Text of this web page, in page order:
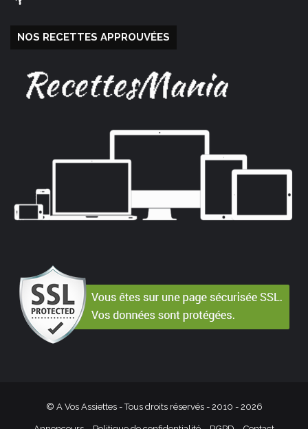
NOS RECETTES APPROUVÉES
© A Vos Assiettes - Tous droits réservés - 2010 - 2026